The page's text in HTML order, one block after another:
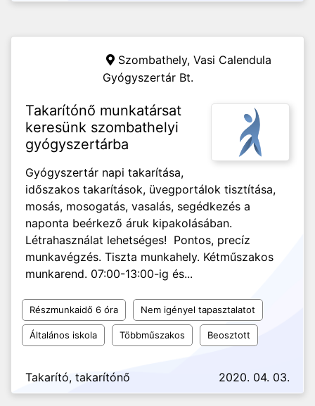
Szombathely, Vasi Calendula
Gyógyszertár Bt.
Takarítónő munkatársat
keresünk szombathelyi
gyógyszertárba
Gyógyszertár napi takarítása,
időszakos takarítások, üvegportálok tisztítása,
mosás, mosogatás, vasalás, segédkezés a
naponta beérkező áruk kipakolásában.
Létrahasználat lehetséges! Pontos, precíz
munkavégzés. Tiszta munkahely. Kétműszakos
munkarend. 07:00-13:00-ig és...
Részmunkaidő 6 óra Nem igényel tapasztalatot
Általános iskola Többműszakos Beosztott
Takarító, takarítónő 2020. 04. 03.